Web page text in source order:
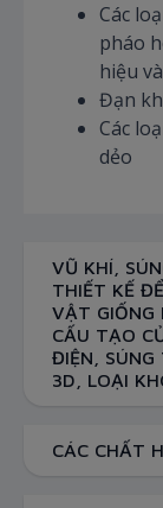
Các
pháo
hiệu
Đạn
Các
dẻo
VŨ KHÍ,
THIẾT KẾ
VẬT GIỐNG
CẤU TẠO
ĐIỆN, SÚNG
3D, LOẠI
CÁC CHẤT